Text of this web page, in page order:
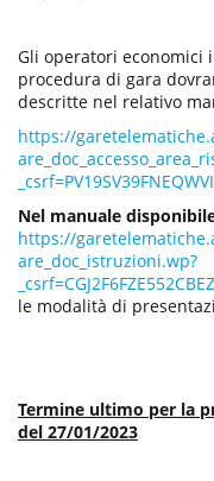
Gli operatori economici
procedura di gara
descritte nel relativo
https://
Nel manuale
https://
are_doc_istruzioni.wp?
le modalità di
Termine ultimo per la
del 27/01/2023